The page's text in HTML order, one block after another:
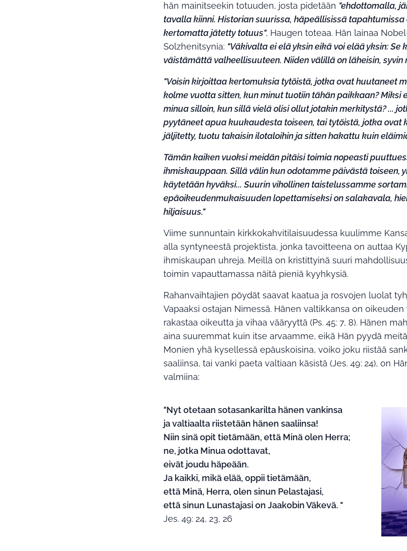
hän mainitseekin totuuden, josta pidetään "ehdottomalla,
tavalla kiinni. Historian suurissa, häpeällisissä
kertomatta jätetty totuus", Haugen toteaa. Hän lainaa
Solzhenitsynia: "Väkivalta ei elä yksin eikä voi elää yksin: Se
väistämättä valheellisuuteen. Niiden välillä on läheisin, syvin
"Voisin kirjoittaa kertomuksia tytöistä, jotka ovat huutaneet
kolme vuotta sitten, kun minut tuotiin tähän paikkaan? Miksi
minua silloin, kun sillä vielä olisi ollut jotakin merkitystä? ...
pyytäneet apua kuukaudesta toiseen, tai tytöistä, jotka ovat
jäljitetty, tuotu takaisin ilotaloihin ja sitten hakattu kuin
Tämän kaiken vuoksi meidän pitäisi toimia nopeasti
ihmiskauppaan. Sillä välin kun odotamme päivästä toiseen,
käytetään hyväksi... Suurin vihollinen taistelussamme
epäoikeudenmukaisuuden lopettamiseksi on salakavala,
hiljaisuus."
Viime sunnuntain kirkkokahvitilaisuudessa kuulimme
alla syntyneestä projektista, jonka tavoitteena on auttaa
ihmiskaupan uhreja. Meillä on kristittyinä suuri
toimin vapauttamassa näitä pieniä kyyhkysiä.
Rahanvaihtajien pöydät saavat kaatua ja rosvojen luolat
Vapaaksi ostajan Nimessä. Hänen valtikkansa on oikeuden
rakastaa oikeutta ja vihaa vääryyttä (Ps. 45: 7, 8). Hänen
aina suuremmat kuin itse arvaamme, eikä Hän pyydä
Monien yhä kysellessä epäuskoisina, voiko joku riistää
saaliinsa, tai vanki paeta valtiaan käsistä (Jes. 49: 24), on
valmiina:
"Nyt otetaan sotasankarilta hänen vankinsa
ja valtiaalta riistetään hänen saaliinsa!
Niin sinä opit tietämään, että Minä olen Herra;
ne, jotka Minua odottavat,
eivät joudu häpeään.
Ja kaikki, mikä elää, oppii tietämään,
että Minä, Herra, olen sinun Pelastajasi,
että sinun Lunastajasi on Jaakobin Väkevä. "
Jes. 49: 24, 23, 26